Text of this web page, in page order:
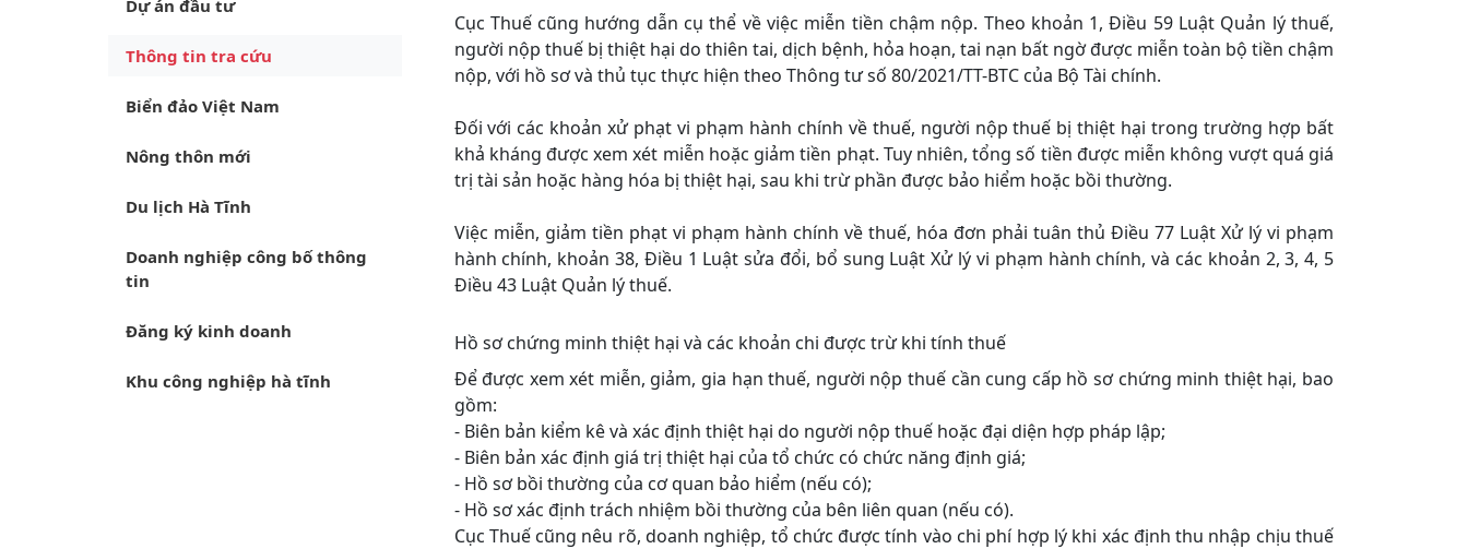
Dự án đầu tư
Thông tin tra cứu
Biển đảo Việt Nam
Nông thôn mới
Du lịch Hà Tĩnh
Doanh nghiệp công bố thông
tin
Đăng ký kinh doanh
Khu công nghiệp hà tĩnh
Cục Thuế cũng hướng dẫn cụ thể về việc miễn tiền chậm nộp. Theo khoản 1, Điều 59 Luật Quản lý thuế,
người nộp thuế bị thiệt hại do thiên tai, dịch bệnh, hỏa hoạn, tai nạn bất ngờ được miễn toàn bộ tiền chậm
nộp, với hồ sơ và thủ tục thực hiện theo Thông tư số 80/2021/TT-BTC của Bộ Tài chính.
Đối với các khoản xử phạt vi phạm hành chính về thuế, người nộp thuế bị thiệt hại trong trường hợp bất
khả kháng được xem xét miễn hoặc giảm tiền phạt. Tuy nhiên, tổng số tiền được miễn không vượt quá giá
trị tài sản hoặc hàng hóa bị thiệt hại, sau khi trừ phần được bảo hiểm hoặc bồi thường.
Việc miễn, giảm tiền phạt vi phạm hành chính về thuế, hóa đơn phải tuân thủ Điều 77 Luật Xử lý vi phạm
hành chính, khoản 38, Điều 1 Luật sửa đổi, bổ sung Luật Xử lý vi phạm hành chính, và các khoản 2, 3, 4, 5
Điều 43 Luật Quản lý thuế.
Hồ sơ chứng minh thiệt hại và các khoản chi được trừ khi tính thuế
Để được xem xét miễn, giảm, gia hạn thuế, người nộp thuế cần cung cấp hồ sơ chứng minh thiệt hại, bao
gồm:
- Biên bản kiểm kê và xác định thiệt hại do người nộp thuế hoặc đại diện hợp pháp lập;
- Biên bản xác định giá trị thiệt hại của tổ chức có chức năng định giá;
- Hồ sơ bồi thường của cơ quan bảo hiểm (nếu có);
- Hồ sơ xác định trách nhiệm bồi thường của bên liên quan (nếu có).
Cục Thuế cũng nêu rõ, doanh nghiệp, tổ chức được tính vào chi phí hợp lý khi xác định thu nhập chịu thuế